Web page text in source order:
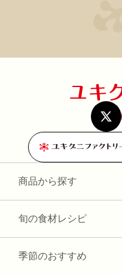
商品から探す
旬の食材レシピ
季節のおすすめ